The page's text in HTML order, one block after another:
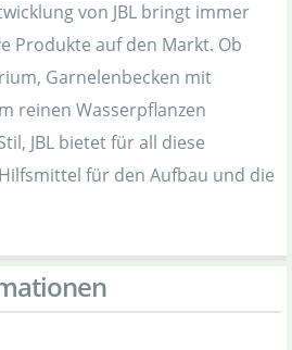
von JBL bringt immer
Produkte auf den Markt. Ob
Garnelenbecken mit
reinen Wasserpflanzen
JBL bietet für all diese
für den Aufbau und die